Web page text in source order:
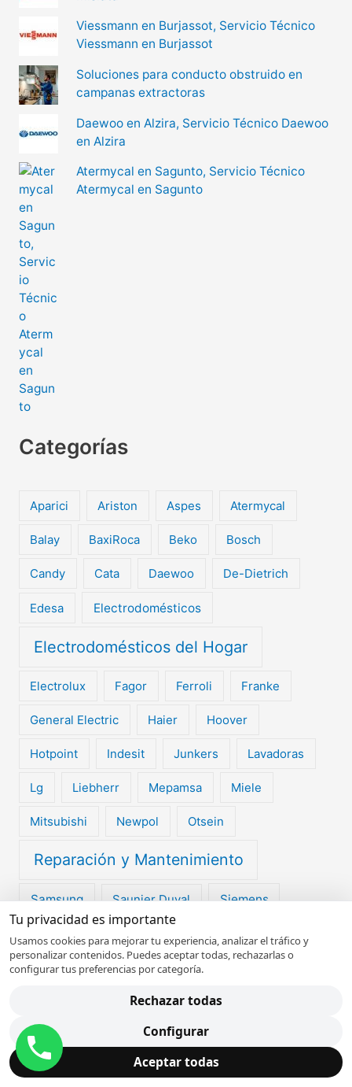
Viessmann en Burjassot, Servicio Técnico
Viessmann en Burjassot
Soluciones para conducto obstruido en
campanas extractoras
Daewoo en Alzira, Servicio Técnico Daewoo
en Alzira
Atermycal en Sagunto, Servicio Técnico
Atermycal en Sagunto
Categorías
Aparici Ariston Aspes Atermycal
Balay BaxiRoca Beko Bosch
Candy Cata Daewoo De-Dietrich
Edesa Electrodomésticos
Electrodomésticos del Hogar
Electrolux Fagor Ferroli Franke
General Electric Haier Hoover
Hotpoint Indesit Junkers Lavadoras
Lg Liebherr Mepamsa Miele
Mitsubishi Newpol Otsein
Reparación y Mantenimiento
Samsung Saunier Duval Siemens
Tifell Toshiba
Vaillant Viessmann Whirlpool
SobreTecnovalencia
Tu privacidad es importante
Usamos cookies para mejorar tu experiencia, analizar el tráfico y
personalizar contenidos. Puedes aceptar todas, rechazarlas o
configurar tus preferencias por categoría.
Rechazar todas
Configurar
Aceptar todas